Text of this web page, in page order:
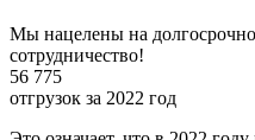
Мы нацелены на
сотрудничество!
56 775
отгрузок за 2022 год